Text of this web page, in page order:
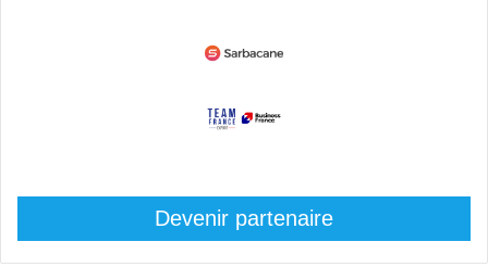
Devenir partenaire